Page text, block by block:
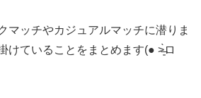
マッチやカジュアルマッチに潜りま
けていることをまとめます(● ˃̶͈̀ロ